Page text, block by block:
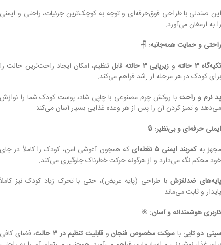
این صندلی با طراحی فوق‌حرفه‌ای و توجه به کوچک‌ترین جزئیات، راحتی و ایمنی
را به ارمغان می‌آورد:
راحتی و حمایت همه‌جانبه: 🪑
تکیه‌گاه ۳ حالته
و زیرپایی ۳ حالته
قابل تنظیم، امکان ایجاد راحت‌ترین حالت را
برای کودک در هر مرحله از رشد فراهم می‌کند.
پد نرم و راحت با روکش چرم مصنوعی با چاپی شاد، پوست کودک شما را نوازش
می‌دهد و تمیز کردن آن را پس از هر وعده غذایی بسیار آسان می‌کند.
ایمنی حرفه‌ای و بی‌نظیر: 🔒
مجهز بهکمربند ایمنی ۵ نقطه‌ای
که همچون آغوشی امن، کودک را کاملاً در جای
خود محکم نگه می‌دارد و از هرگونه حرکت خطرناک جلوگیری می‌کند.
پایه‌های ضدلغزشبا طراحی (پایه عریض)، حتی با تحرک زیاد کودک نیز کاملاً
پایدار و ثابت می‌ماند.
کاربری هوشمندانه و آسان: 🎯
سینی دو تایی با سوکت مخصوص فنجان وقابلیت تنظیم در ۳ حالت
، فضای کافی